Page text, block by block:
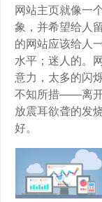
网站主页就像一
象，并希望给人
的网站应该给人
水平；迷人的。
意力，太多的闪
不知所措——离开
放震耳欲聋的发
好。